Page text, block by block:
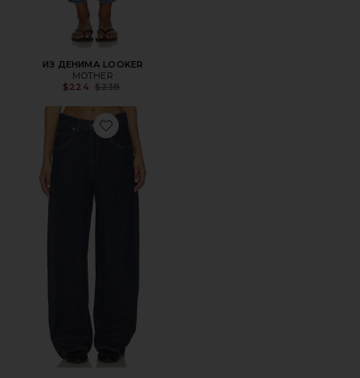
ИЗ ДЕНИМА LOOKER
MOTHER
$224 Previous price:
$238
Favorite БОЧКА SUPER BAGGY